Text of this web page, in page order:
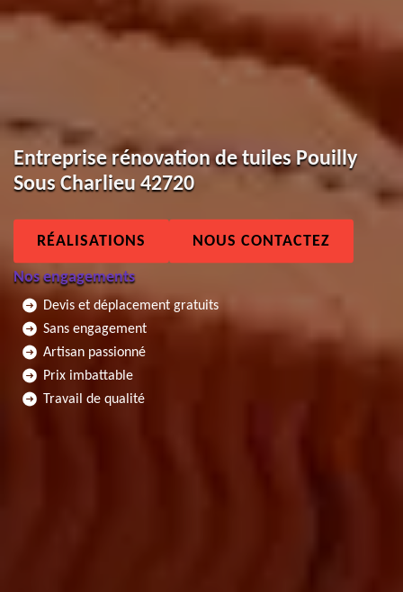
Entreprise rénovation de tuiles Pouilly
Sous Charlieu 42720
RÉALISATIONS NOUS CONTACTEZ
Nos engagements
Devis et déplacement gratuits
Sans engagement
Artisan passionné
Prix imbattable
Travail de qualité